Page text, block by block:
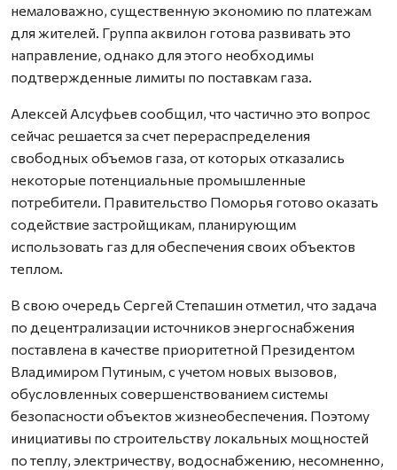
немаловажно, существенную экономию по платежам
для жителей. Группа аквилон готова развивать это
направление, однако для этого необходимы
подтвержденные лимиты по поставкам газа.
Алексей Алсуфьев сообщил, что частично это вопрос
сейчас решается за счет перераспределения
свободных объемов газа, от которых отказались
некоторые потенциальные промышленные
потребители. Правительство Поморья готово оказать
содействие застройщикам, планирующим
использовать газ для обеспечения своих объектов
теплом.
В свою очередь Сергей Степашин отметил, что задача
по децентрализации источников энергоснабжения
поставлена в качестве приоритетной Президентом
Владимиром Путиным, с учетом новых вызовов,
обусловленных совершенствованием системы
безопасности объектов жизнеобеспечения. Поэтому
инициативы по строительству локальных мощностей
по теплу, электричеству, водоснабжению, несомненно,